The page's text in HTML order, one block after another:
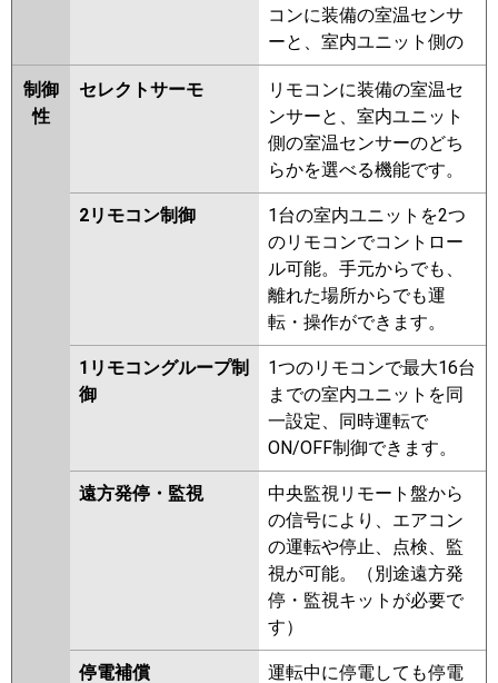
コンに装備の室温センサ
ーと、室内ユニット側の
制御
性
セレクトサーモ
リモコンに装備の室温セ
ンサーと、室内ユニット
側の室温センサーのどち
らかを選べる機能です。
2リモコン制御
1台の室内ユニットを2つ
のリモコンでコントロー
ル可能。手元からでも、
離れた場所からでも運
転・操作ができます。
1リモコングループ制
御
1つのリモコンで最大16台
までの室内ユニットを同
一設定、同時運転で
ON/OFF制御できます。
遠方発停・監視
中央監視リモート盤から
の信号により、エアコン
の運転や停止、点検、監
視が可能。（別途遠方発
停・監視キットが必要で
す）
停電補償 運転中に停電しても停電